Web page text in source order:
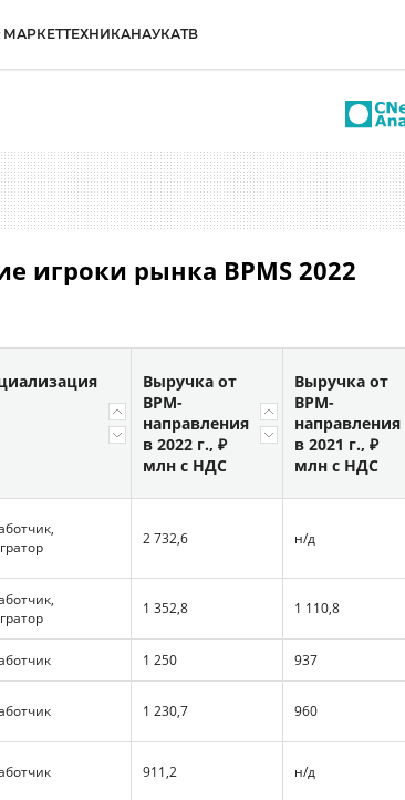
МАРКЕТТЕХНИКАНАУКАТВ
игроки рынка BPMS 2022
Выручка от
BPM-
направления
в 2022 г., ₽
млн с НДС
Выручка от
BPM-
направления
в 2021 г., ₽
млн с НДС
2 732,6 н/д
1 352,8 1 110,8
1 250 937
1 230,7 960
911,2 н/д